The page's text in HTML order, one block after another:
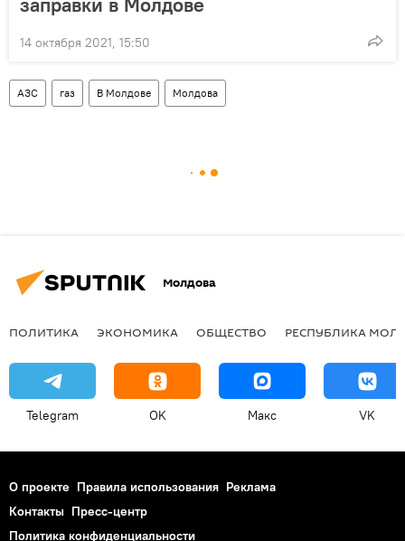
14 октября 2021, 15:50
АЗС газ В Молдове Молдова
Молдова
ПОЛИТИКА ЭКОНОМИКА ОБЩЕСТВО РЕСПУБЛИКА
Telegram OK Макс VK
О проекте Правила использования Реклама
Контакты Пресс-центр
Политика конфиденциальности